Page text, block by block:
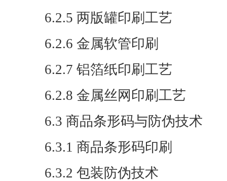
6.2.5 两版罐印刷工艺
6.2.6 金属软管印刷
6.2.7 铝箔纸印刷工艺
6.2.8 金属丝网印刷工艺
6.3 商品条形码与防伪技术
6.3.1 商品条形码印刷
6.3.2 包装防伪技术